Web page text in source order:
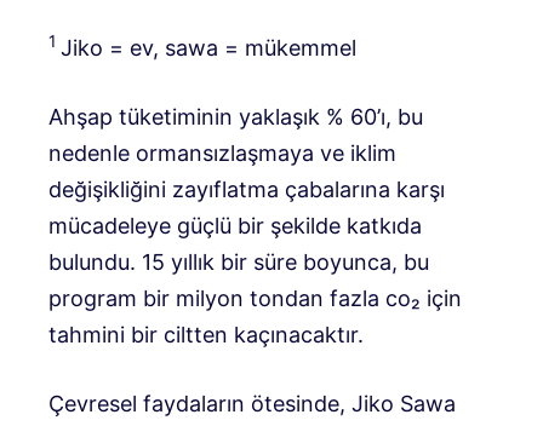
1 Jiko = ev, sawa = mükemmel
Ahşap tüketiminin yaklaşık % 60’ı, bu
nedenle ormansızlaşmaya ve iklim
değişikliğini zayıflatma çabalarına karşı
mücadeleye güçlü bir şekilde katkıda
bulundu. 15 yıllık bir süre boyunca, bu
program bir milyon tondan fazla co₂ için
tahmini bir ciltten kaçınacaktır.
Çevresel faydaların ötesinde, Jiko Sawa